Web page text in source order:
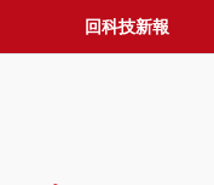
回科技新報